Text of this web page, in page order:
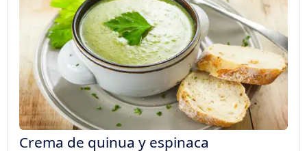
Crema de quinua y espinaca